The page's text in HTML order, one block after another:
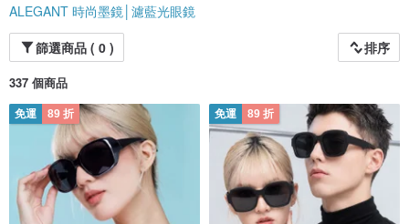
ALEGANT 時尚墨鏡│濾藍光眼鏡
篩選商品 ( 0 )
排序
337 個商品
免運 89 折 免運 89 折